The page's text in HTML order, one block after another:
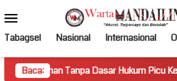
ke
kontenMobile
Tabagsel Nasional Internasional
Baca:
Dasar Hukum Picu Keresahan